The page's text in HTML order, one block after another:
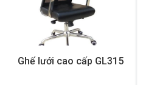
Ghế lưới cao cấp GL315